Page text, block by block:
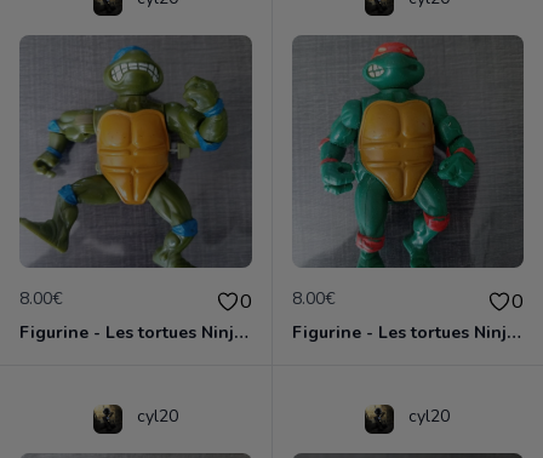
8.00€ 0
Figurine - Les tortues Ninja - Leonardo
8.00€ 0
Figurine - Les tortues Ninja - Michaelangelo
cyl20 cyl20